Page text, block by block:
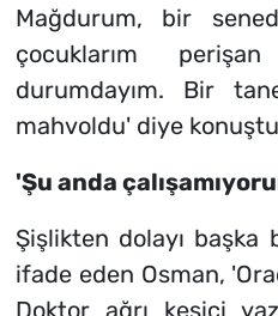
Mağdurum, bir
çocuklarım
durumdayım. Bir
mahvoldu' diye
'Şu anda
Şişlikten dolayı
ifade eden Osman,
Doktor ağrı kesici